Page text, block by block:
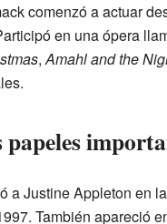
comenzó a actuar
en una ópera
,Amahl and the
a Justine Appleton en
También apareció